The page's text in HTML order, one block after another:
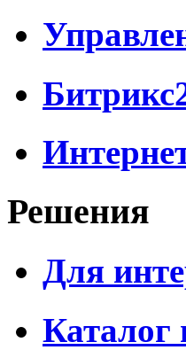
Решения
Для
Каталог